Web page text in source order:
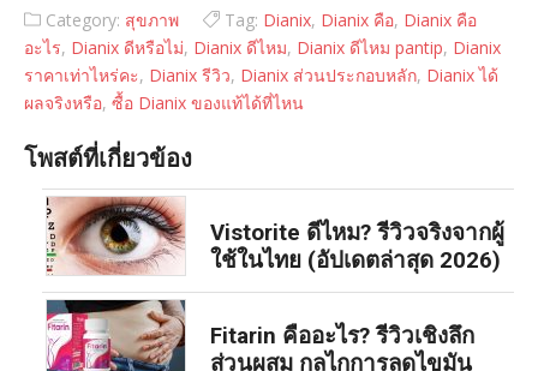
Category: สุขภาพ Tag: Dianix, Dianix คือ, Dianix คือ
อะไร, Dianix ดีหรือไม่, Dianix ดีไหม, Dianix ดีไหม pantip, Dianix
ราคาเท่าไหร่คะ, Dianix รีวิว, Dianix ส่วนประกอบหลัก, Dianix ได้
ผลจริงหรือ, ซื้อ Dianix ของแท้ได้ที่ไหน
โพสต์ที่เกี่ยวข้อง
Vistorite ดีไหม? รีวิวจริงจากผู้
ใช้ในไทย (อัปเดตล่าสุด 2026)
Fitarin คืออะไร? รีวิวเชิงลึก
ส่วนผสม กลไกการลดไขมัน